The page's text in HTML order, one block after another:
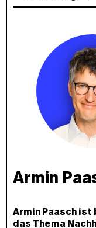
Armin
Armin Paasch
das Thema